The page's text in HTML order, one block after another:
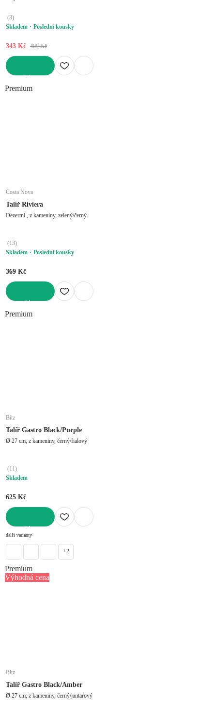
(3)
Skladem
Poslední kousky
343 Kč 409 Kč
Premium
Costa Nova
Talíř Riviera
Dezertní , z kameniny, zelený/černý
(13)
Skladem
Poslední kousky
369 Kč
Premium
Bitz
Talíř Gastro Black/Purple
Ø 27 cm, z kameniny, černý/fialový
(11)
Skladem
625 Kč
další varianty
+2
Premium
Výhodná cena
Bitz
Talíř Gastro Black/Amber
Ø 27 cm, z kameniny, černý/jantarový